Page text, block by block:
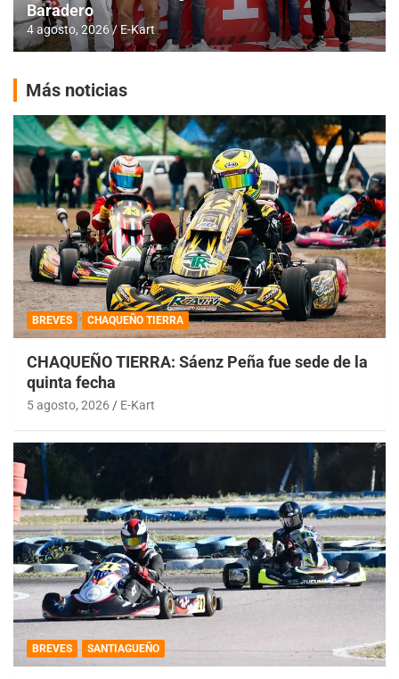
Baradero
4 agosto, 2026 E-Kart
Más noticias
BREVES CHAQUEÑO TIERRA
CHAQUEÑO TIERRA: Sáenz Peña fue sede de la
quinta fecha
5 agosto, 2026 E-Kart
BREVES SANTIAGUEÑO